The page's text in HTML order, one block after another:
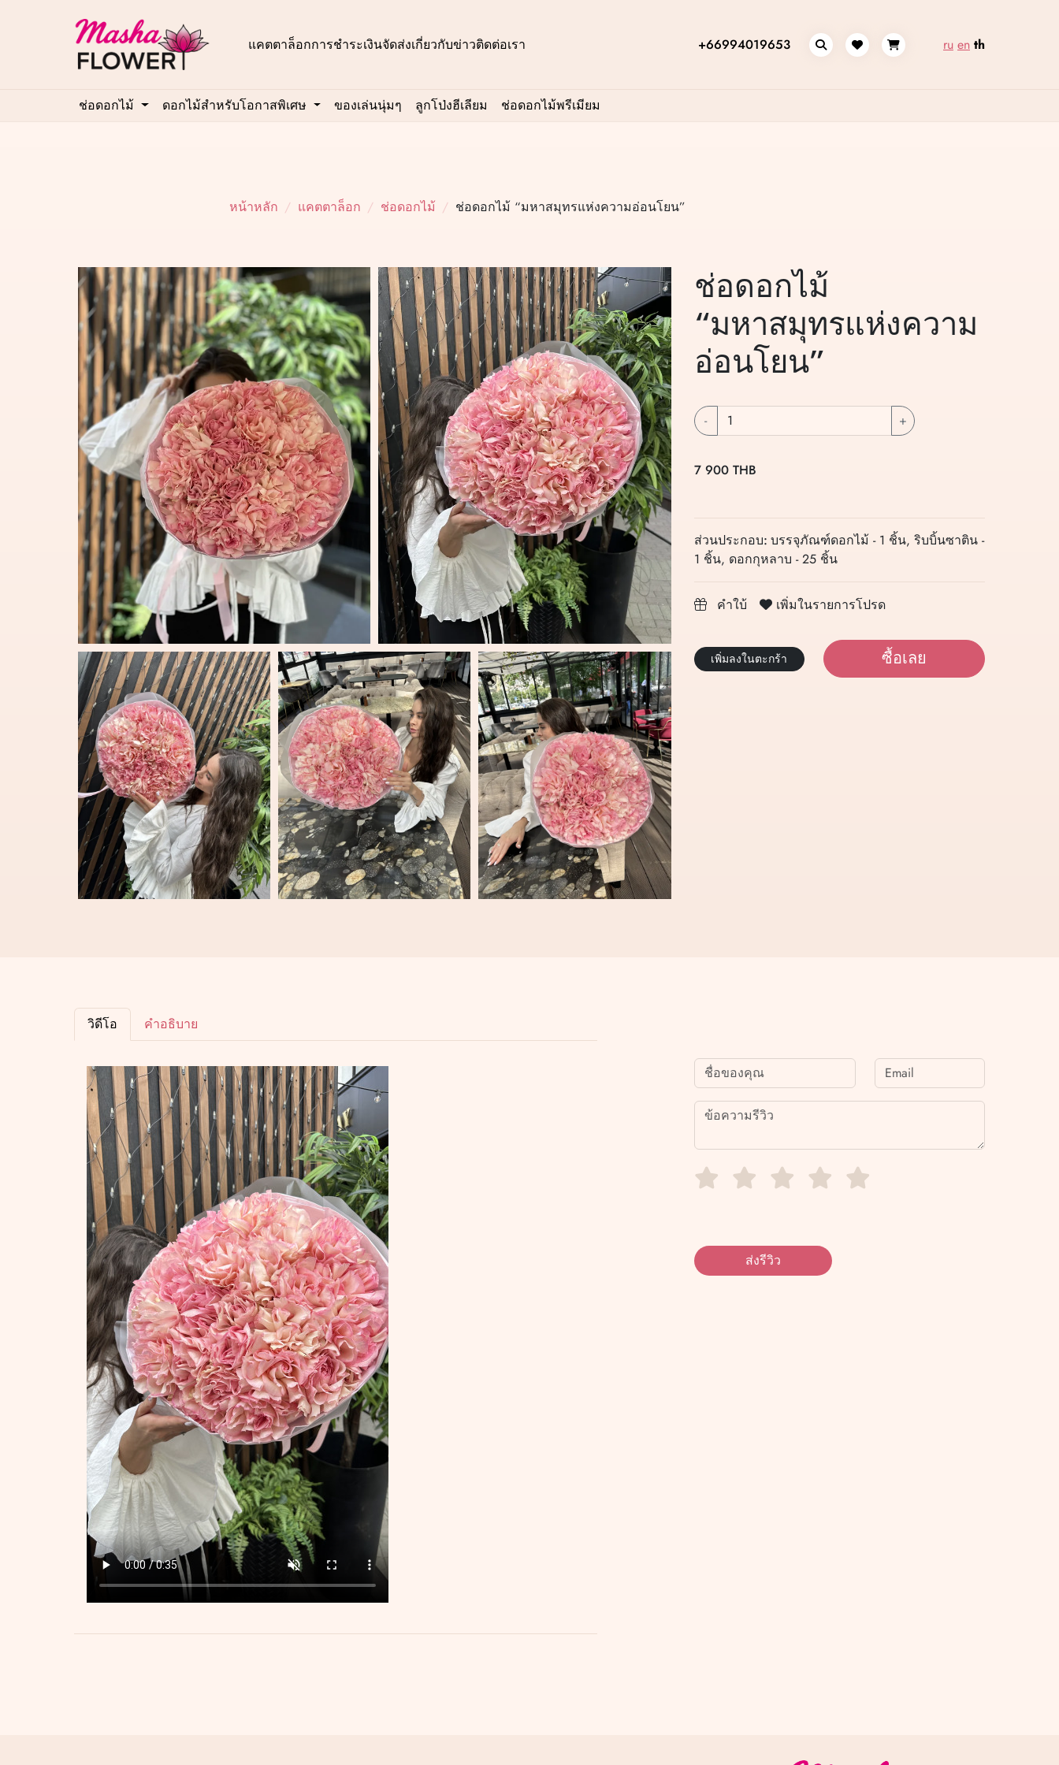
แคตตาล็อกการชำระเงินจัดส่งเกี่ยวกับข่าวติดต่อเรา +66994019653 ru en th
ช่อดอกไม้ ดอกไม้สำหรับโอกาสพิเศษ ของเล่นนุ่มๆ ลูกโป่งฮีเลียม ช่อดอกไม้พรีเมียม
หน้าหลัก แคตตาล็อก ช่อดอกไม้ ช่อดอกไม้ “มหาสมุทรแห่งความอ่อนโยน”
ช่อดอกไม้
“มหาสมุทรแห่งความ
อ่อนโยน”
- +
7 900 THB
ส่วนประกอบ: บรรจุภัณฑ์ดอกไม้ - 1 ชิ้น, ริบบิ้นซาติน -
1 ชิ้น, ดอกกุหลาบ - 25 ชิ้น
คำใบ้ เพิ่มในรายการโปรด
เพิ่มลงในตะกร้า ซื้อเลย
วิดีโอ คำอธิบาย
ส่งรีวิว